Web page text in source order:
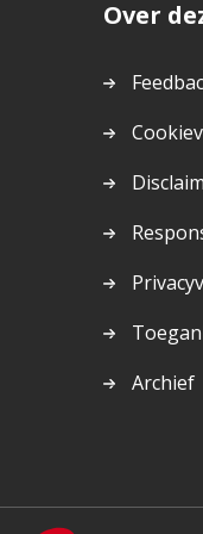
Over
Archief